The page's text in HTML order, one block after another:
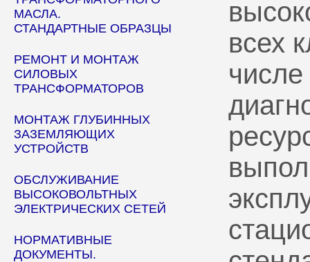
МАСЛА.
СТАНДАРТНЫЕ ОБРАЗЦЫ
РЕМОНТ И МОНТАЖ
СИЛОВЫХ
ТРАНСФОРМАТОРОВ
МОНТАЖ ГЛУБИННЫХ
ЗАЗЕМЛЯЮЩИХ
УСТРОЙСТВ
ОБСЛУЖИВАНИЕ
ВЫСОКОВОЛЬТНЫХ
ЭЛЕКТРИЧЕСКИХ СЕТЕЙ
НОРМАТИВНЫЕ
ДОКУМЕНТЫ.
всех